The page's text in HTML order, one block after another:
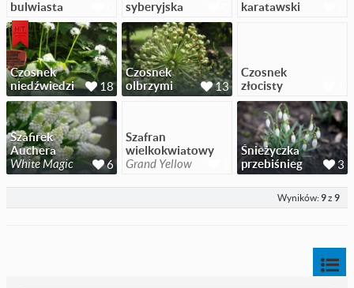
bulwiasta
syberyjska
karatawski
Czosnek
niedźwiedzi
18
Czosnek
olbrzymi
13
Czosnek
złocisty
Szafirek
Auchera
White Magic
6
Szafran
wielkokwiatowy
Grand Yellow
Śnieżyczka
przebiśnieg
3
Wyników:9z 9